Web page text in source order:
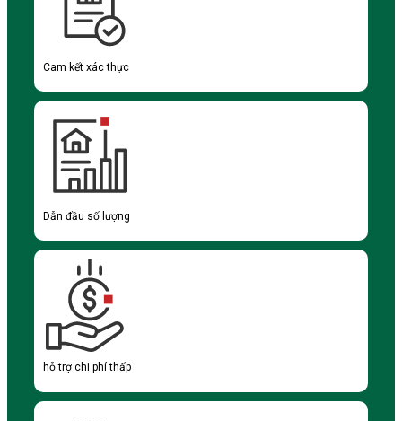
Cam kết xác thực
Dẫn đầu số lượng
hỗ trợ chi phí thấp